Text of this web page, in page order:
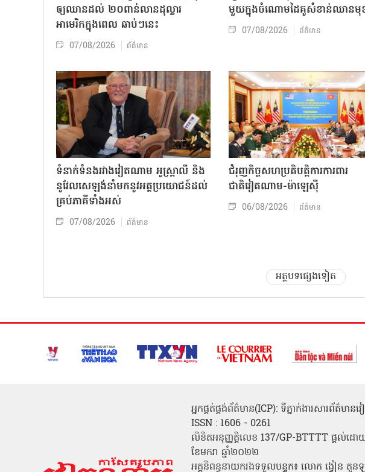
ឲ្យឈានដល់ ២០ពាន់លានដុល្លារ
អាមេរិកក្នុងពេល ឆាប់ៗនេះ
07/08/2026 ព័ត៌មាន
មួយក្នុងចំណោមដៃគូសំខាន់ឈានមុ
07/08/2026 ព័ត៌មាន
ទំនាក់ទំនងរវាងវៀតណាម អូស្ត្រាលី និង
នូវែលសេឡង់នាំមកនូវអត្ថប្រយោជន៍ដល់
គ្រប់ភាគីទាំងអស់
07/08/2026 ព័ត៌មាន
ជំរុញកិច្ចសហប្រតិបត្តិការការពារ
ជាតិវៀតណាម-ម៉ាឡេស៊ី
06/08/2026 ព័ត៌មាន
អត្ថបទផ្សេងទៀត
អ្នកផ្គត់ផ្គង់ព័ត៌មាន(ICP): ទីភ្នាក់ងារសារព័ត៌មា
ISSN : 1606 - 0261
លិខិតអនុញ្ញត្តិលេខ 137/GP-BTTTT ផ្តល់ដ
ខែមករា ឆ្នាំ២០២២
អគ្គនិពន្ធនាយករងទទួលបន្ទុក៖ លោក ង្វៀន តួន